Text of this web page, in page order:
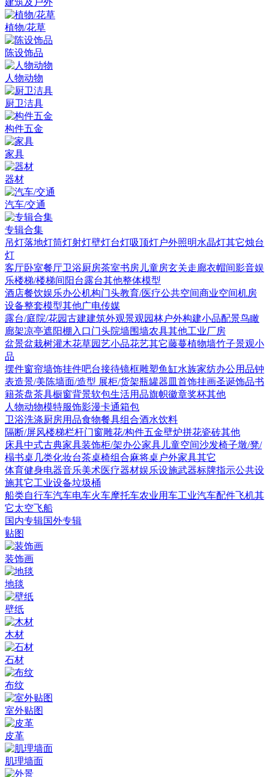
建筑及户外
植物/花草
陈设饰品
人物动物
厨卫洁具
构件五金
家具
器材
汽车/交通
专辑合集
吊灯落地灯筒灯射灯壁灯台灯吸顶灯户外照明水晶灯其它烛台
灯
客厅卧室餐厅卫浴厨房茶室书房 儿童房玄关走廊衣帽间影音娱
乐楼梯/楼梯间 阳台露台其他整体模型
酒店餐饮娱乐办公机构门头教育/医疗公共空间商业空间机房
设备整套模型其他广电传媒
露台/庭院/花园古建建筑外观景观园林户外构建小品配景鸟瞰
廊架凉亭遮阳棚 入口门头院墙围墙农具其他工业厂房
盆景盆栽树灌木花草园艺小品花艺其它藤蔓植物墙竹子景观小
品
摆件窗帘墙饰挂件吧台接待镜框雕塑鱼缸水族家纺办公用品钟
表造景/美陈墙面/造型 展柜/货架瓶罐器皿 首饰挂画圣诞饰品书
籍茶盘茶具橱窗背景软包生活用品旗帜徽章奖杯其他
人物动物模特服饰影漫卡通箱包
卫浴洗涤厨房用品食物餐具组合酒水饮料
隔断/屏风楼梯栏杆门窗雕花/构件五金壁炉拼花瓷砖其他
床具中式古典家具装饰柜/架办公家具 儿童空间沙发椅子墩/凳/
榻书桌 几类化妆台茶桌椅组合麻将桌 户外家具其它
体育健身电器音乐美术医疗器材娱乐设施武器标牌指示公共设
施其它工业设备垃圾桶
船类自行车汽车电车火车摩托车农业用车工业汽车配件飞机其
它太空飞船
国内专辑国外专辑
贴图
装饰画
地毯
壁纸
木材
石材
布纹
室外贴图
皮革
肌理墙面